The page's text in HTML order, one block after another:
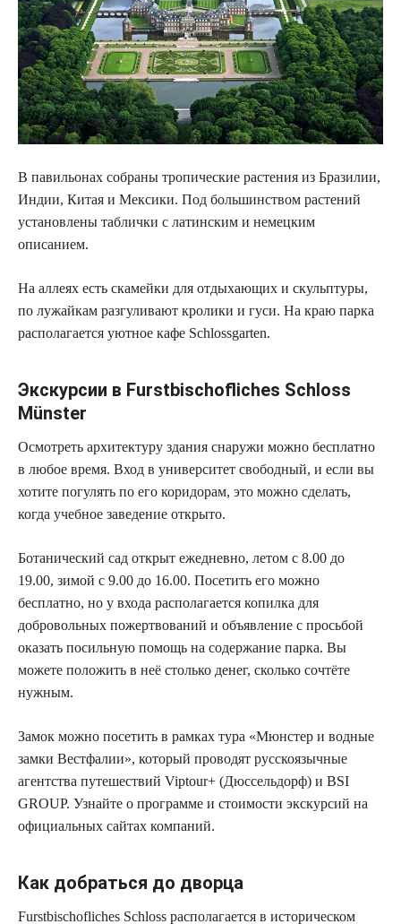
В павильонах собраны тропические растения из Бразилии,
Индии, Китая и Мексики. Под большинством растений
установлены таблички с латинским и немецким
описанием.
На аллеях есть скамейки для отдыхающих и скульптуры,
по лужайкам разгуливают кролики и гуси. На краю парка
располагается уютное кафе Schlossgarten.
Экскурсии в Furstbischofliches Schloss
Münster
Осмотреть архитектуру здания снаружи можно бесплатно
в любое время. Вход в университет свободный, и если вы
хотите погулять по его коридорам, это можно сделать,
когда учебное заведение открыто.
Ботанический сад открыт ежедневно, летом с 8.00 до
19.00, зимой с 9.00 до 16.00. Посетить его можно
бесплатно, но у входа располагается копилка для
добровольных пожертвований и объявление с просьбой
оказать посильную помощь на содержание парка. Вы
можете положить в неё столько денег, сколько сочтёте
нужным.
Замок можно посетить в рамках тура «Мюнстер и водные
замки Вестфалии», который проводят русскоязычные
агентства путешествий Viptour+ (Дюссельдорф) и BSI
GROUP. Узнайте о программе и стоимости экскурсий на
официальных сайтах компаний.
Как добраться до дворца
Furstbischofliches Schloss располагается в историческом